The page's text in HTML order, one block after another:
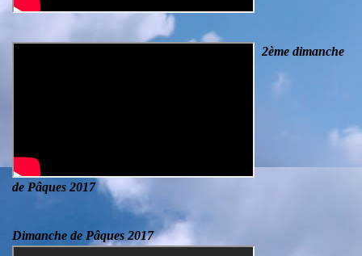
2ème dimanche
de Pâques 2017
Dimanche de Pâques 2017